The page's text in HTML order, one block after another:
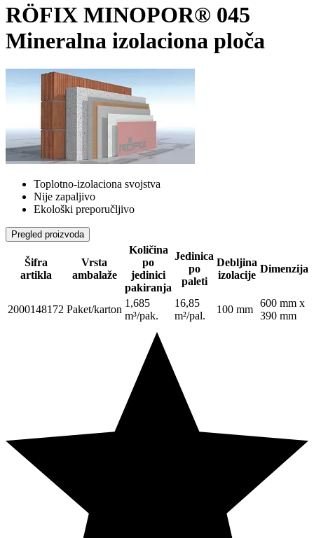
RÖFIX MINOPOR® 045
Mineralna izolaciona ploča
Toplotno-izolaciona svojstva
Nije zapaljivo
Ekološki preporučljivo
Pregled proizvoda
Šifra
artikla
Vrsta
ambalaže
Količina
po
jedinici
pakiranja
Jedinica
po
paleti
Debljina
izolacije
Dimenzija
2000148172 Paket/karton
1,685
m³/pak.
16,85
m²/pal.
100 mm
600 mm x
390 mm